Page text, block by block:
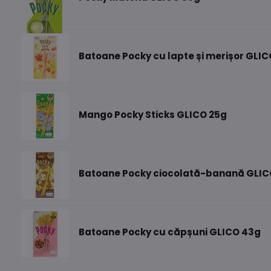
Batoane Pocky cu lapte și merișor
Mango Pocky Sticks GLICO 25g
Batoane Pocky ciocolată-banană
Batoane Pocky cu căpșuni GLICO 43g